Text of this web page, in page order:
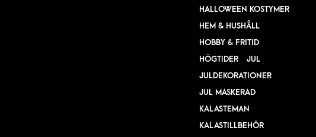
HALLOWEEN KOSTYMER
HEM & HUSHÅLL
HOBBY & FRITID
HÖGTIDER
JUL
JULDEKORATIONER
JUL MASKERAD
KALASTEMAN
KALASTILLBEHÖR